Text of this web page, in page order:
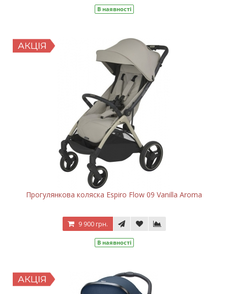
В наявності
Прогулянкова коляска Espiro Flow 09 Vanilla Aroma
9 900 грн.
В наявності